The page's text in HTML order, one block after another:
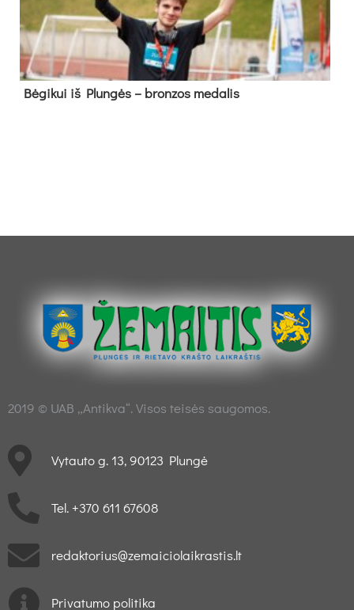
Bė­gi­kui iš Plun­gės – bron­zos me­da­lis
2019 © UAB „Antikva“. Visos teisės saugomos.
Vytauto g. 13, 90123 Plungė
Tel. +370 611 67608
redaktorius@zemaiciolaikrastis.lt
Privatumo politika